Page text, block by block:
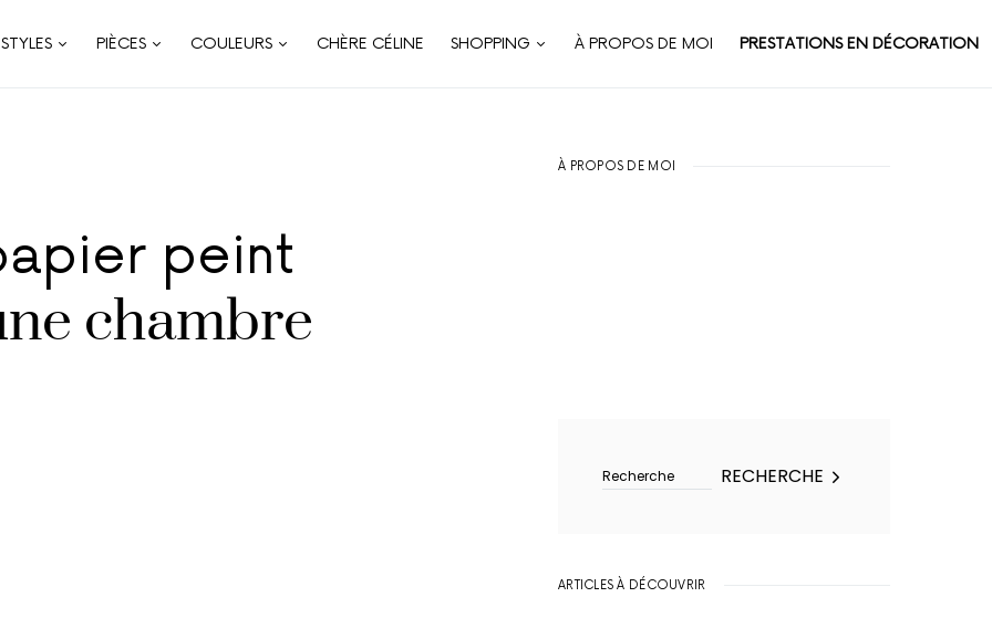
STYLES PIÈCES COULEURS CHÈRE CÉLINE SHOPPING À PROPOS DE MOI PRESTATIONS EN DÉCORATION
peint
chambre
À PROPOS DE MOI
RECHERCHE
ARTICLES À DÉCOUVRIR